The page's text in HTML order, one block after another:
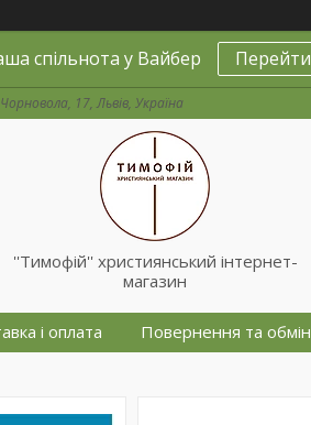
спільнота у Вайбер Перейти
17, Львів, Україна
''Тимофій'' християнський інтернет-
магазин
і оплата Повернення та обмін